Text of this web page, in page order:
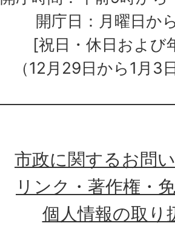
開庁日：月曜日か
[祝日・休日および
（12月29日から1月3
市政に関するお問
リンク・著作権・
個人情報の取り